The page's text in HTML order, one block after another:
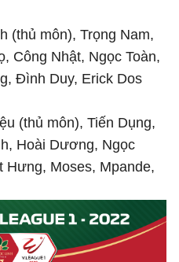
(thủ môn), Trọng Nam,
Công Nhật, Ngọc Toàn,
Đình Duy, Erick Dos
(thủ môn), Tiến Dụng,
Hoài Dương, Ngọc
Hưng, Moses, Mpande,